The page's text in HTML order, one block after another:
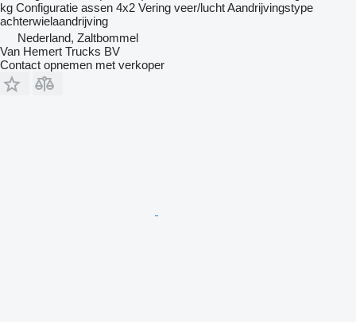
kg Configuratie assen 4x2 Vering veer/luchtAandrijvingstype
achterwielaandrijving
Nederland, Zaltbommel
Van Hemert Trucks BV
Contact opnemen met verkoper